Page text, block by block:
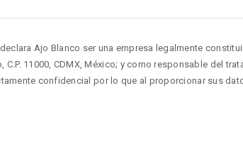
Ajo Blanco ser una empresa legalmente
11000, CDMX, México; y como responsable del
confidencial por lo que al proporcionar sus